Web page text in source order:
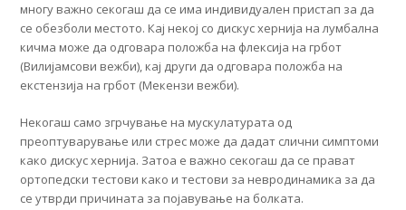
многу важно секогаш да се има индивидуален пристап за да
се обезболи местото. Кај некој со дискус хернија на лумбална
кичма може да одговара положба на флексија на грбот
(Вилијамсови вежби), кај други да одговара положба на
екстензија на грбот (Мекензи вежби).
Некогаш само згрчување на мускулатурата од
преоптуварување или стрес може да дадат слични симптоми
како дискус хернија. Затоа е важно секогаш да се прават
ортопедски тестови како и тестови за невродинамика за да
се утврди причината за појавување на болката.